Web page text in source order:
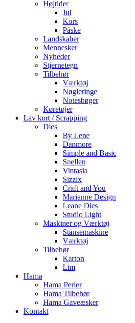
Højtider
Jul
Kors
Påske
Landskaber
Mennesker
Nyheder
Stjernetegn
Tilbehør
Værktøj
Nøgleringe
Notesbøger
Køretøjer
Lav kort / Scrapping
Dies
By Lene
Danmore
Simple and Basic
Snellen
Vintasia
Sizzix
Craft and You
Marianne Design
Leane Dies
Studio Light
Maskiner og Værktøj
Stansemaskine
Værktøj
Tilbehør
Karton
Lim
Hama
Hama Perler
Hama Tilbehør
Hama Gaveæsker
Kontakt